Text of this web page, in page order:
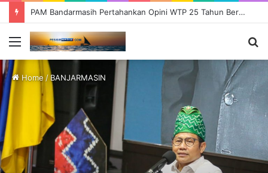
PAM Bandarmasih Pertahankan Opini WTP 25 Tahun Berturut-turut, Fokus Tingkatkan Pelayanan dan Transparansi
Menu
Home /BANJARMASIN